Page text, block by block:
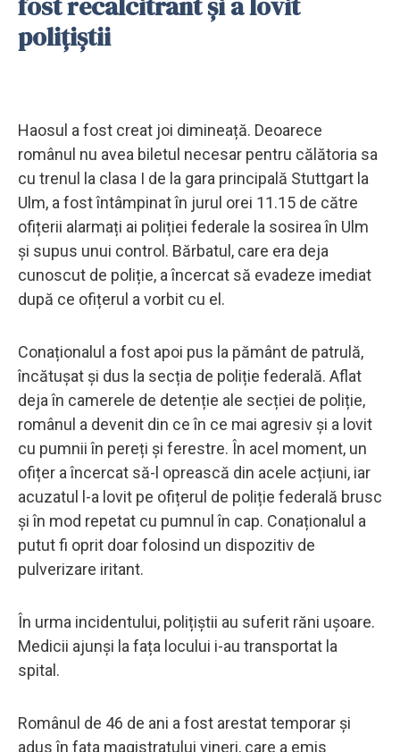
polițiștii
Haosul a fost creat joi dimineață. Deoarece
românul nu avea biletul necesar pentru călătoria sa
cu trenul la clasa I de la gara principală Stuttgart la
Ulm, a fost întâmpinat în jurul orei 11.15 de către
ofițerii alarmați ai poliției federale la sosirea în Ulm
și supus unui control. Bărbatul, care era deja
cunoscut de poliție, a încercat să evadeze imediat
după ce ofițerul a vorbit cu el.
Conaționalul a fost apoi pus la pământ de patrulă,
încătușat și dus la secția de poliție federală. Aflat
deja în camerele de detenție ale secției de poliție,
românul a devenit din ce în ce mai agresiv și a lovit
cu pumnii în pereți și ferestre. În acel moment, un
ofițer a încercat să-l oprească din acele acțiuni, iar
acuzatul l-a lovit pe ofițerul de poliție federală brusc
și în mod repetat cu pumnul în cap. Conaționalul a
putut fi oprit doar folosind un dispozitiv de
pulverizare iritant.
În urma incidentului, polițiștii au suferit răni ușoare.
Medicii ajunși la fața locului i-au transportat la
spital.
Românul de 46 de ani a fost arestat temporar și
adus în fața magistratului vineri, care a emis